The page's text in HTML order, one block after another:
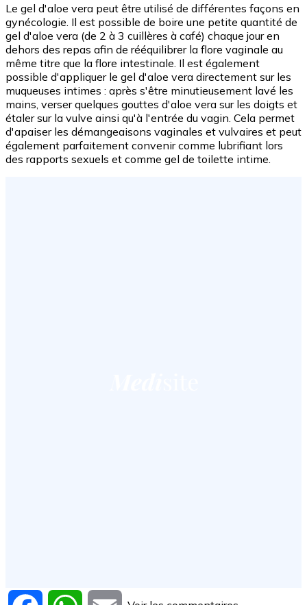
Le gel d'aloe vera peut être utilisé de différentes façons en
gynécologie. Il est possible de boire une petite quantité de
gel d'aloe vera (de 2 à 3 cuillères à café) chaque jour en
dehors des repas afin de rééquilibrer la flore vaginale au
même titre que la flore intestinale. Il est également
possible d'appliquer le gel d'aloe vera directement sur les
muqueuses intimes : après s'être minutieusement lavé les
mains, verser quelques gouttes d'aloe vera sur les doigts et
étaler sur la vulve ainsi qu'à l'entrée du vagin. Cela permet
d'apaiser les démangeaisons vaginales et vulvaires et peut
également parfaitement convenir comme lubrifiant lors
des rapports sexuels et comme gel de toilette intime.